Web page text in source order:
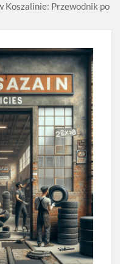
Koszalinie: Przewodnik po